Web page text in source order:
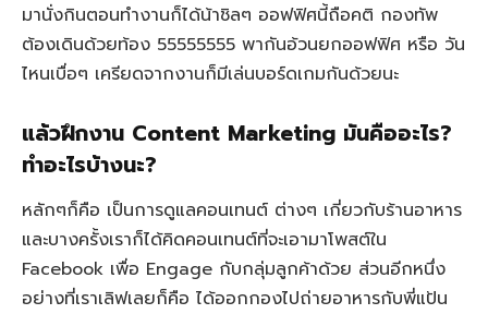
มานั่งกินตอนทำงานก็ได้น้าชิลๆ ออฟฟิศนี้ถือคติ กองทัพ
ต้องเดินด้วยท้อง 55555555 พากันอ้วนยกออฟฟิศ หรือ วัน
ไหนเบื่อๆ เครียดจากงานก็มีเล่นบอร์ดเกมกันด้วยนะ
แล้วฝึกงาน Content Marketing มันคืออะไร?
ทำอะไรบ้างนะ?
หลักๆก็คือ เป็นการดูแลคอนเทนต์ ต่างๆ เกี่ยวกับร้านอาหาร
และบางครั้งเราก็ได้คิดคอนเทนต์ที่จะเอามาโพสต์ใน
Facebook เพื่อ Engage กับกลุ่มลูกค้าด้วย ส่วนอีกหนึ่ง
อย่างที่เราเลิฟเลยก็คือ ได้ออกกองไปถ่ายอาหารกับพี่แป้น